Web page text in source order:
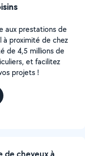
aux prestations de
proximité de chez
de 4,5 millions de
et facilitez
projets !